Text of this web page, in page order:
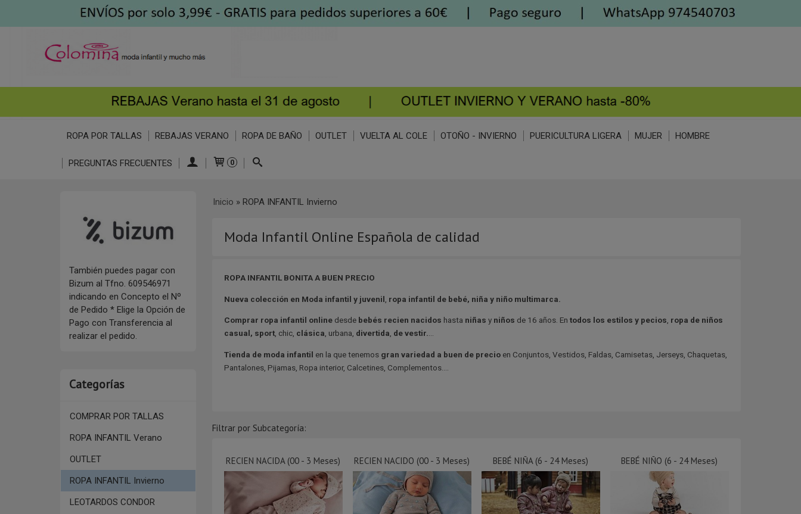
ROPA POR TALLAS REBAJAS VERANO ROPA DE BAÑO OUTLET VUELTA AL COLE OTOÑO - INVIERNO PUERICULTURA LIGERA MUJER HOMBRE
PREGUNTAS FRECUENTES 0
También puedes pagar con
Bizum al Tfno. 609546971
indicando en Concepto el Nº
de Pedido * Elige la Opción de
Pago con Transferencia al
realizar el pedido.
Categorías
COMPRAR POR TALLAS
ROPA INFANTIL Verano
OUTLET
ROPA INFANTIL Invierno
LEOTARDOS CONDOR
Inicio » ROPA INFANTIL Invierno
Moda Infantil Online Española de calidad
ROPA INFANTIL BONITA A BUEN PRECIO
Nueva colección en Moda infantil y juvenil ropa infantil de bebé, niña y niño multimarca.
Comprar ropa infantil online desde bebés recien nacidos hasta niñas y niños de 16 años. En todos los estilos y pecios ropa de niños
casual, sport, chic, clásica , urbana, divertida de vestir.
Tienda de moda infantil en la que tenemos gran variedad a buen de precio en Conjuntos, Vestidos, Faldas, Camisetas, Jerseys, Chaquetas,
Pantalones, Pijamas, Ropa interior, Calcetines, Complementos....
Filtrar por Subcategoría:
RECIEN NACIDA (00 - 3 Meses) RECIEN NACIDO (00 - 3 Meses) BEBÉ NIÑA (6 - 24 Meses) BEBÉ NIÑO (6 - 24 Meses)